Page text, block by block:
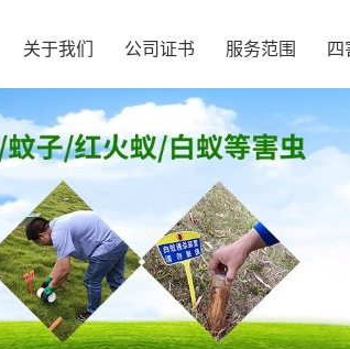
关于我们 公司证书 服务范围 四